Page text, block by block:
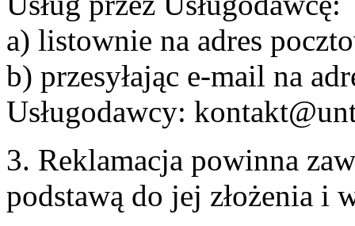
a) listownie na adres
b) przesyłając e-mail na
Usługodawcy:
3. Reklamacja powinna
podstawą do jej złożenia i